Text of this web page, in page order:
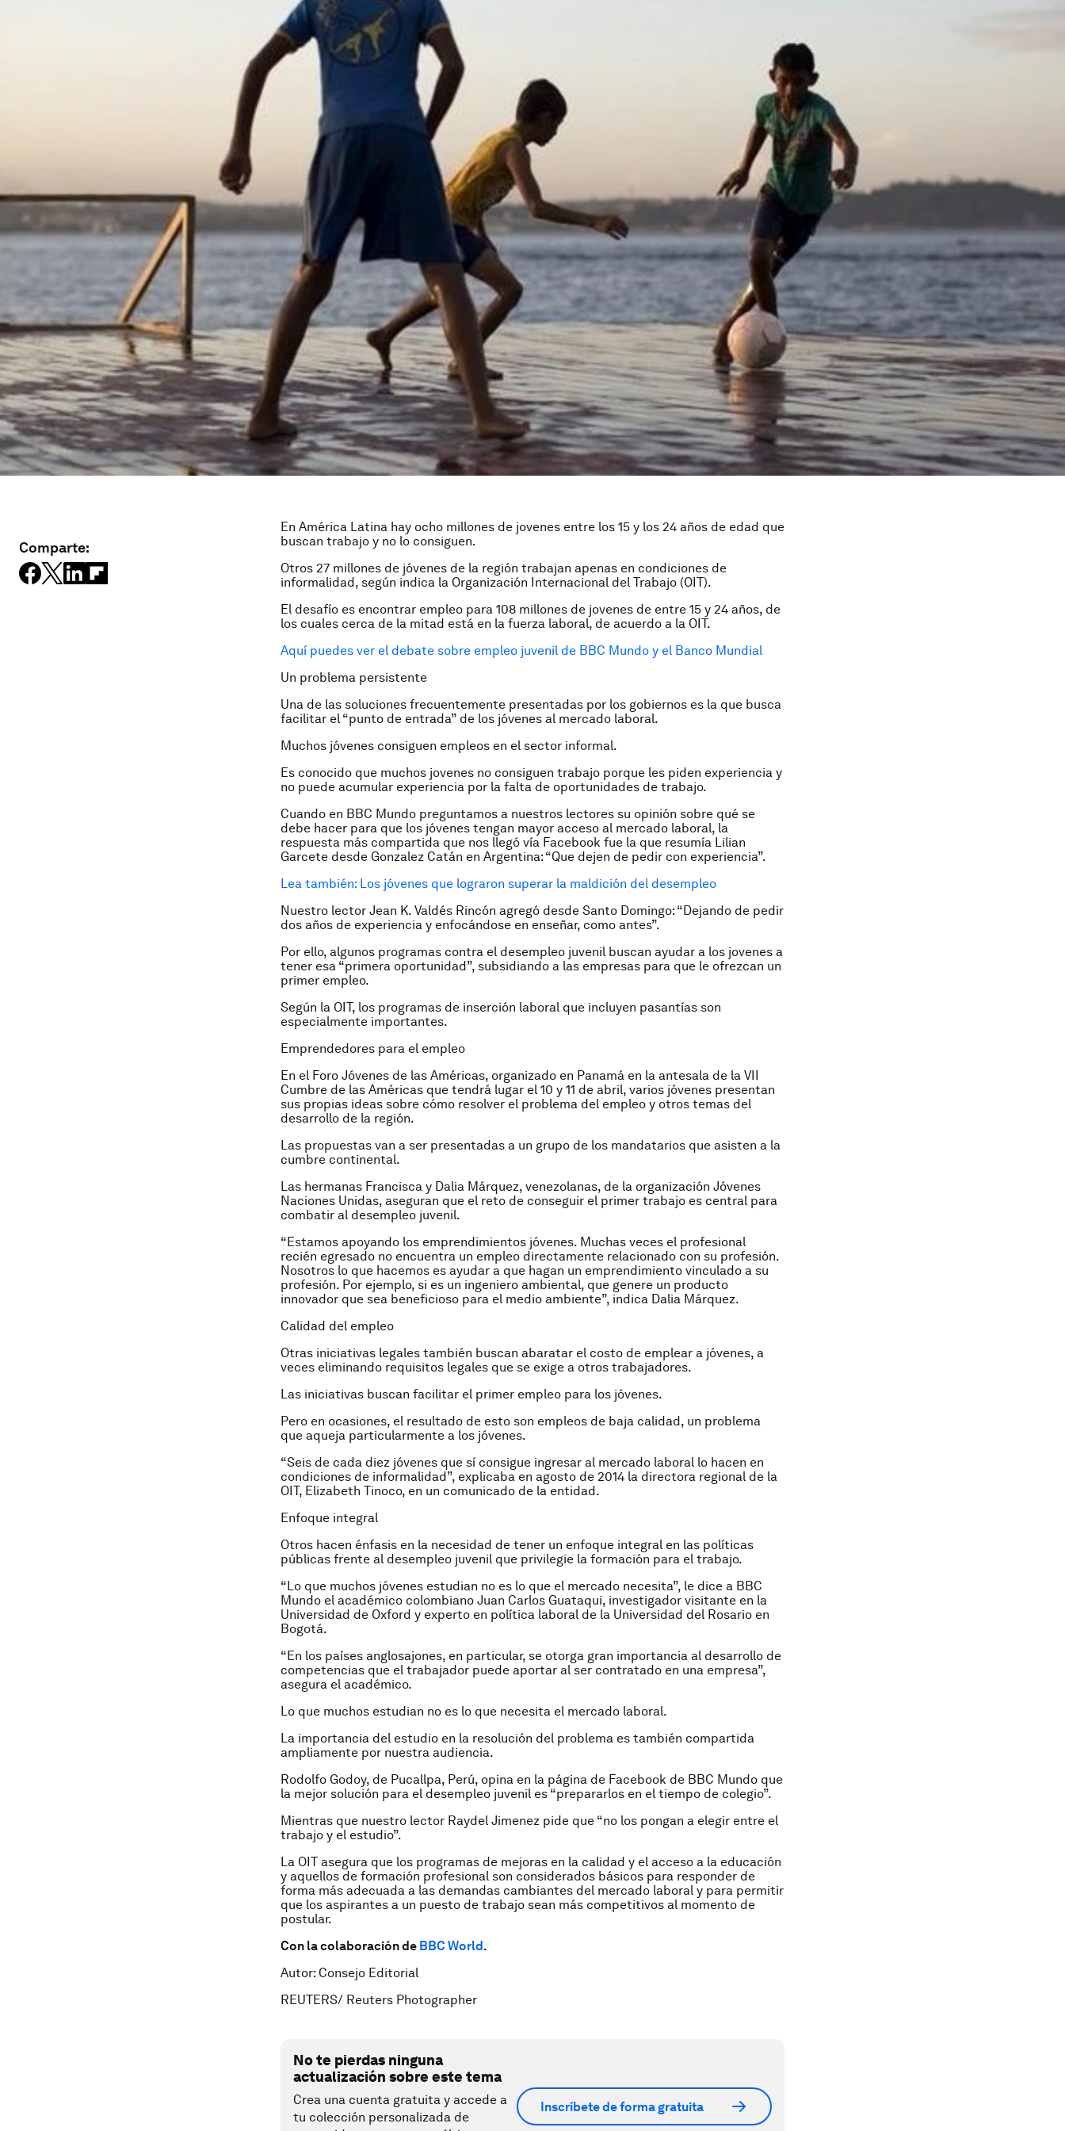
Comparte:
En América Latina hay ocho millones de jovenes entre los 15 y los 24 años de edad que
buscan trabajo y no lo consiguen.
Otros 27 millones de jóvenes de la región trabajan apenas en condiciones de
informalidad, según indica la Organización Internacional del Trabajo (OIT).
El desafío es encontrar empleo para 108 millones de jovenes de entre 15 y 24 años, de
los cuales cerca de la mitad está en la fuerza laboral, de acuerdo a la OIT.
Aquí puedes ver el debate sobre empleo juvenil de BBC Mundo y el Banco Mundial
Un problema persistente
Una de las soluciones frecuentemente presentadas por los gobiernos es la que busca
facilitar el “punto de entrada” de los jóvenes al mercado laboral.
Muchos jóvenes consiguen empleos en el sector informal.
Es conocido que muchos jovenes no consiguen trabajo porque les piden experiencia y
no puede acumular experiencia por la falta de oportunidades de trabajo.
Cuando en BBC Mundo preguntamos a nuestros lectores su opinión sobre qué se
debe hacer para que los jóvenes tengan mayor acceso al mercado laboral, la
respuesta más compartida que nos llegó vía Facebook fue la que resumía Lilian
Garcete desde Gonzalez Catán en Argentina: “Que dejen de pedir con experiencia”.
Lea también: Los jóvenes que lograron superar la maldición del desempleo
Nuestro lector Jean K. Valdés Rincón agregó desde Santo Domingo: “Dejando de pedir
dos años de experiencia y enfocándose en enseñar, como antes”.
Por ello, algunos programas contra el desempleo juvenil buscan ayudar a los jovenes a
tener esa “primera oportunidad”, subsidiando a las empresas para que le ofrezcan un
primer empleo.
Según la OIT, los programas de inserción laboral que incluyen pasantías son
especialmente importantes.
Emprendedores para el empleo
En el Foro Jóvenes de las Américas, organizado en Panamá en la antesala de la VII
Cumbre de las Américas que tendrá lugar el 10 y 11 de abril, varios jóvenes presentan
sus propias ideas sobre cómo resolver el problema del empleo y otros temas del
desarrollo de la región.
Las propuestas van a ser presentadas a un grupo de los mandatarios que asisten a la
cumbre continental.
Las hermanas Francisca y Dalia Márquez, venezolanas, de la organización Jóvenes
Naciones Unidas, aseguran que el reto de conseguir el primer trabajo es central para
combatir al desempleo juvenil.
“Estamos apoyando los emprendimientos jóvenes. Muchas veces el profesional
recién egresado no encuentra un empleo directamente relacionado con su profesión.
Nosotros lo que hacemos es ayudar a que hagan un emprendimiento vinculado a su
profesión. Por ejemplo, si es un ingeniero ambiental, que genere un producto
innovador que sea beneficioso para el medio ambiente”, indica Dalia Márquez.
Calidad del empleo
Otras iniciativas legales también buscan abaratar el costo de emplear a jóvenes, a
veces eliminando requisitos legales que se exige a otros trabajadores.
Las iniciativas buscan facilitar el primer empleo para los jóvenes.
Pero en ocasiones, el resultado de esto son empleos de baja calidad, un problema
que aqueja particularmente a los jóvenes.
“Seis de cada diez jóvenes que sí consigue ingresar al mercado laboral lo hacen en
condiciones de informalidad”, explicaba en agosto de 2014 la directora regional de la
OIT, Elizabeth Tinoco, en un comunicado de la entidad.
Enfoque integral
Otros hacen énfasis en la necesidad de tener un enfoque integral en las políticas
públicas frente al desempleo juvenil que privilegie la formación para el trabajo.
“Lo que muchos jóvenes estudian no es lo que el mercado necesita”, le dice a BBC
Mundo el académico colombiano Juan Carlos Guataqui, investigador visitante en la
Universidad de Oxford y experto en política laboral de la Universidad del Rosario en
Bogotá.
“En los países anglosajones, en particular, se otorga gran importancia al desarrollo de
competencias que el trabajador puede aportar al ser contratado en una empresa”,
asegura el académico.
Lo que muchos estudian no es lo que necesita el mercado laboral.
La importancia del estudio en la resolución del problema es también compartida
ampliamente por nuestra audiencia.
Rodolfo Godoy, de Pucallpa, Perú, opina en la página de Facebook de BBC Mundo que
la mejor solución para el desempleo juvenil es “prepararlos en el tiempo de colegio”.
Mientras que nuestro lector Raydel Jimenez pide que “no los pongan a elegir entre el
trabajo y el estudio”.
La OIT asegura que los programas de mejoras en la calidad y el acceso a la educación
y aquellos de formación profesional son considerados básicos para responder de
forma más adecuada a las demandas cambiantes del mercado laboral y para permitir
que los aspirantes a un puesto de trabajo sean más competitivos al momento de
postular.
Con la colaboración de BBC World.
Autor: Consejo Editorial
REUTERS/ Reuters Photographer
No te pierdas ninguna
actualización sobre este tema
Crea una cuenta gratuita y accede a
tu colección personalizada de
Inscríbete de forma gratuita